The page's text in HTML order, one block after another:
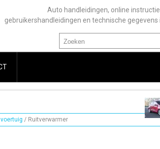
Auto handleidingen, online
gebruikershandleidingen en technische gegevens
/ Ruitverwarmer